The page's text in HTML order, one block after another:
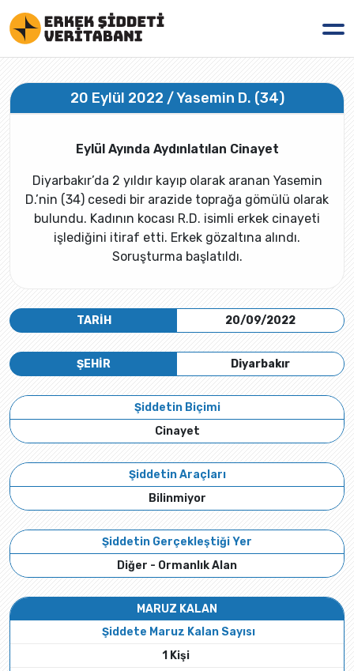
20 Eylül 2022 / Yasemin D. (34)
Eylül Ayında Aydınlatılan Cinayet
Diyarbakır’da 2 yıldır kayıp olarak aranan Yasemin
D.’nin (34) cesedi bir arazide toprağa gömülü olarak
bulundu. Kadının kocası R.D. isimli erkek cinayeti
işlediğini itiraf etti. Erkek gözaltına alındı.
Soruşturma başlatıldı.
TARİH 20/09/2022
Diyarbakır
ŞEHİR
Şiddetin Biçimi
Cinayet
Şiddetin Araçları
Bilinmiyor
Şiddetin Gerçekleştiği Yer
Diğer - Ormanlık Alan
MARUZ KALAN
Şiddete Maruz Kalan Sayısı
1 Kişi